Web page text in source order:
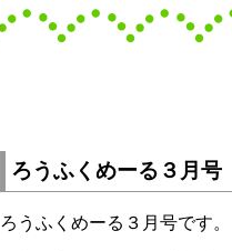
ろうふくめーる３月号
ろうふくめーる３月号です。